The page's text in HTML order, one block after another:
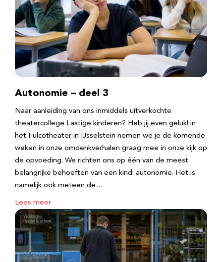
Autonomie – deel 3
Naar aanleiding van ons inmiddels uitverkochte
theatercollege Lastige kinderen? Heb jij even geluk! in
het Fulcotheater in IJsselstein nemen we je de komende
weken in onze omdenkverhalen graag mee in onze kijk op
de opvoeding. We richten ons op één van de meest
belangrijke behoeften van een kind: autonomie. Het is
namelijk ook meteen de…
Lees meer